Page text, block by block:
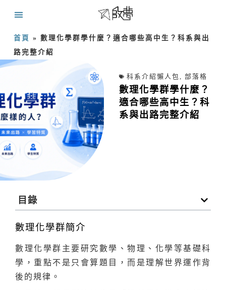
首頁 » 數理化學群學什麼？適合哪些高中生？科系與出
路完整介紹
科系介紹懶人包,部落格
數理化學群學什麼？
適合哪些高中生？科
系與出路完整介紹
目錄
數理化學群簡介
數理化學群主要研究數學、物理、化學等基礎科
學，重點不是只會算題目，而是理解世界運作背
後的規律。